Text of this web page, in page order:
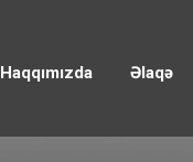
Haqqımızda Əlaqə